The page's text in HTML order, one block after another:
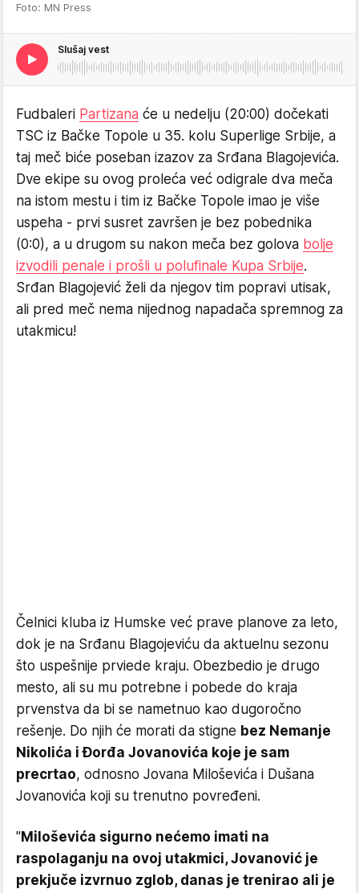
Foto: MN Press
Slušaj vest
Fudbaleri Partizana će u nedelju (20:00) dočekati
TSC iz Bačke Topole u 35. kolu Superlige Srbije, a
taj meč biće poseban izazov za Srđana Blagojevića.
Dve ekipe su ovog proleća već odigrale dva meča
na istom mestu i tim iz Bačke Topole imao je više
uspeha - prvi susret završen je bez pobednika
(0:0), a u drugom su nakon meča bez golova bolje
izvodili penale i prošli u polufinale Kupa Srbije.
Srđan Blagojević želi da njegov tim popravi utisak,
ali pred meč nema nijednog napadača spremnog za
utakmicu!
Čelnici kluba iz Humske već prave planove za leto,
dok je na Srđanu Blagojeviću da aktuelnu sezonu
što uspešnije prviede kraju. Obezbedio je drugo
mesto, ali su mu potrebne i pobede do kraja
prvenstva da bi se nametnuo kao dugoročno
rešenje. Do njih će morati da stigne bez Nemanje
Nikolića i Đorđa Jovanovića koje je sam
precrtao, odnosno Jovana Miloševića i Dušana
Jovanovića koji su trenutno povređeni.
"Miloševića sigurno nećemo imati na
raspolaganju na ovoj utakmici, Jovanović je
prekjuče izvrnuo zglob, danas je trenirao ali je